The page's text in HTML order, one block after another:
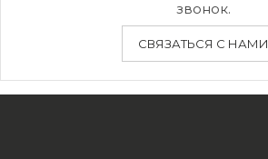
звонок.
СВЯЗАТЬСЯ С НАМИ
Подписаться